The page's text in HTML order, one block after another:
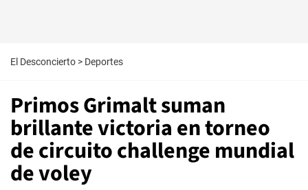
El Desconcierto > Deportes
Primos Grimalt suman
brillante victoria en torneo
de circuito challenge mundial
de voley